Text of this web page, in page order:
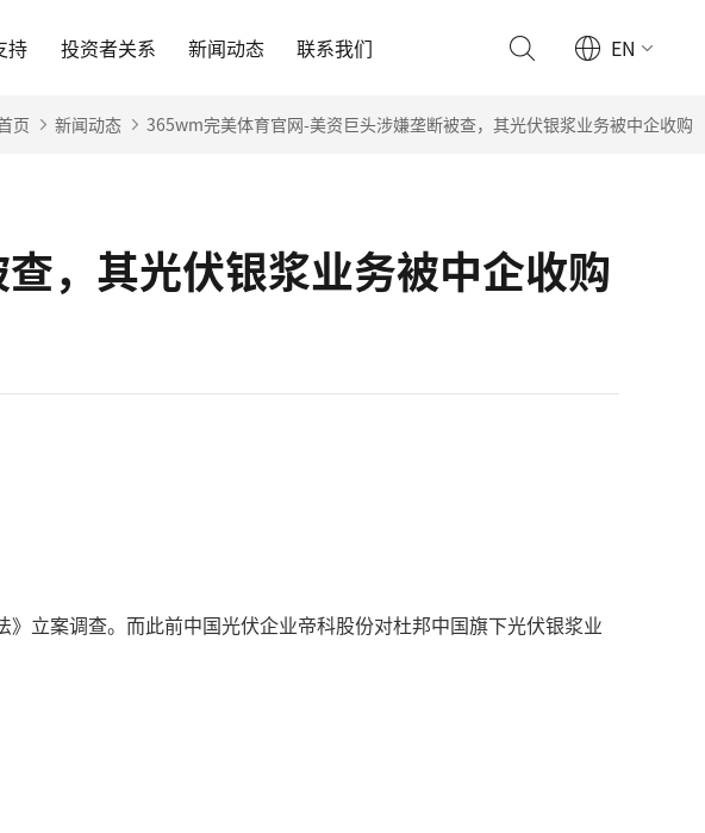
持 投资者关系 新闻动态 联系我们 EN
页 新闻动态 365wm完美体育官网-美资巨头涉嫌垄断被查，其光伏银浆业务被中企收购
，其光伏银浆业务被中企收购
立案调查。而此前中国光伏企业帝科股份对杜邦中国旗下光伏银浆业